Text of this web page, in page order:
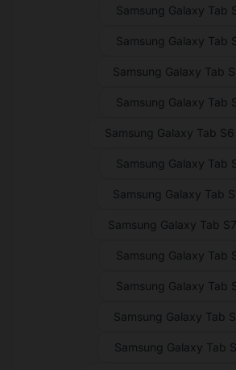
Samsung Galaxy Tab
Samsung Galaxy Tab
Samsung Galaxy Tab
Samsung Galaxy Tab
Samsung Galaxy Tab
Samsung Galaxy Tab
Samsung Galaxy Tab
Samsung Galaxy Tab
Samsung Galaxy Tab
Samsung Galaxy Tab
Samsung Galaxy Tab
Samsung Galaxy Tab